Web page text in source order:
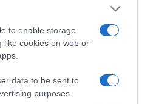
to enable storage
like cookies on web or
data to be sent to
purposes.
Πλαίσιο για τον Τουρισμό
ο θαυματουργός